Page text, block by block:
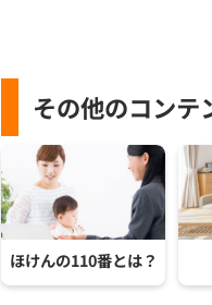
その他のコンテ
ほけんの110番とは？